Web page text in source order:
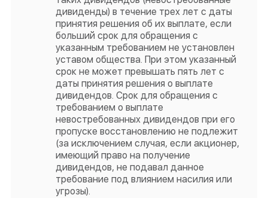
дивиденды) в течение трех лет с даты
принятия решения об их выплате, если
больший срок для обращения с
указанным требованием не установлен
уставом общества. При этом указанный
срок не может превышать пять лет с
даты принятия решения о выплате
дивидендов. Срок для обращения с
требованием о выплате
невостребованных дивидендов при его
пропуске восстановлению не подлежит
(за исключением случая, если акционер,
имеющий право на получение
дивидендов, не подавал данное
требование под влиянием насилия или
угрозы).